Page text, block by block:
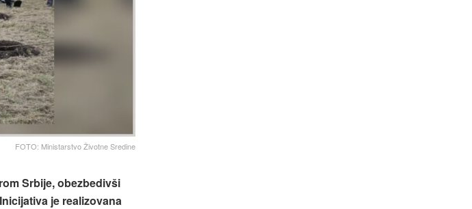
FOTO: Ministarstvo Životne Sredine
Srbije, obezbedivši
je realizovana